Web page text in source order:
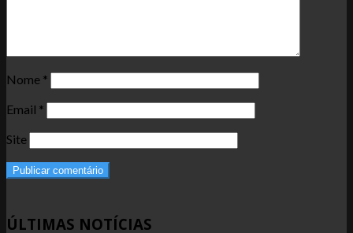
Nome *
Email *
Site
ÚLTIMAS NOTÍCIAS